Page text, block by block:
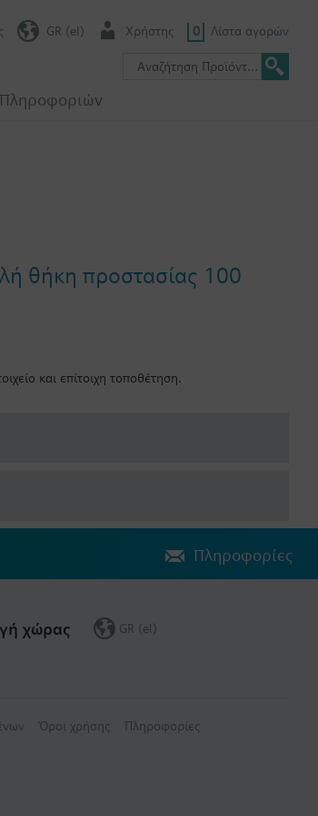
GR (el) Χρήστης 0 Λίστα αγορών
θήκη προστασίας 100
και επίτοιχη τοποθέτηση.
Πληροφορίες
χώρας GR (el)
Όροι χρήσης Πληροφορίες